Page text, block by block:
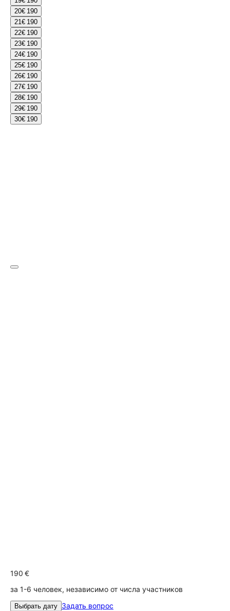
20€ 190
21€ 190
22€ 190
23€ 190
24€ 190
25€ 190
26€ 190
27€ 190
28€ 190
29€ 190
30€ 190
190 €
за 1-6 человек, независимо от числа участников
Выбрать дату Задать вопрос